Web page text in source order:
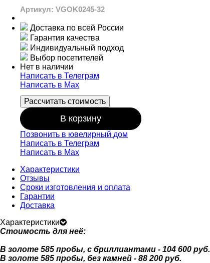
Артикул: VGOK0245-32
Доставка по всей России
Гарантия качества
Индивидуальный подход
Выбор посетителей
Нет в наличии
Написать в Телеграм
Написать в Мах
Рассчитать стоимость
В корзину
Позвонить в ювелирный дом
Написать в Телеграм
Написать в Мах
Характеристики
Отзывы
Сроки изготовления и оплата
Гарантии
Доставка
Характеристики
Стоимость для неё:
В золоте 585 пробы, с бриллиантами - 104 600 руб.
В золоте 585 пробы, без камней - 88 200 руб.